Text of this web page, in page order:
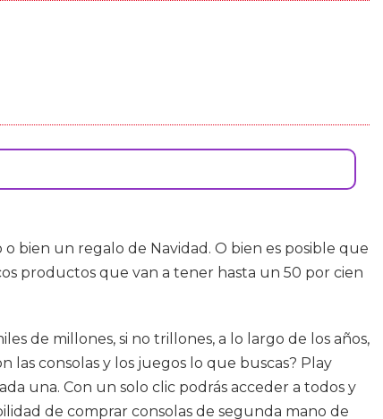
bien un regalo de Navidad. O bien es posible que
productos que van a tener hasta un 50 por cien
de millones, si no trillones, a lo largo de los años,
consolas y los juegos lo que buscas? Play
una. Con un solo clic podrás acceder a todos y
de comprar consolas de segunda mano de